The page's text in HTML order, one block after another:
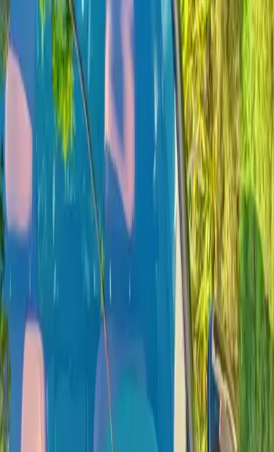
con precios actuales.
la costa y rutas interiores.
verificada esta semana.
Ver todos los coches
de 1 hora por WhatsApp o teléfono.
disponibles